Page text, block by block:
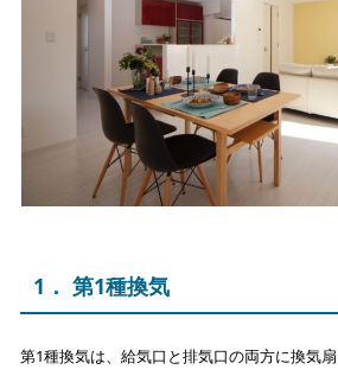
1． 第1種換気
第1種換気は、給気口と排気口の両方に換気